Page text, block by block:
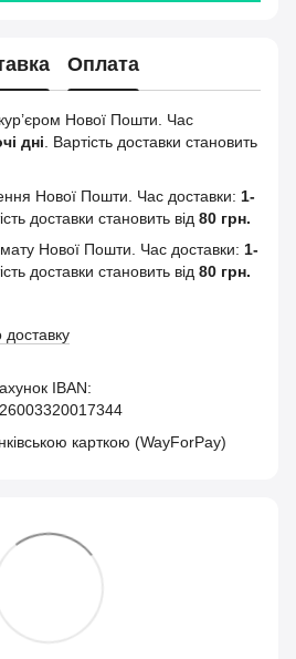
Оплата
Нової Пошти. Час
дні. Вартість доставки становить
Нової Пошти. Час доставки: 1-
доставки становить від 80 грн.
Нової Пошти. Час доставки: 1-
доставки становить від 80 грн.
доставку
IBAN:
карткою (WayForPay)